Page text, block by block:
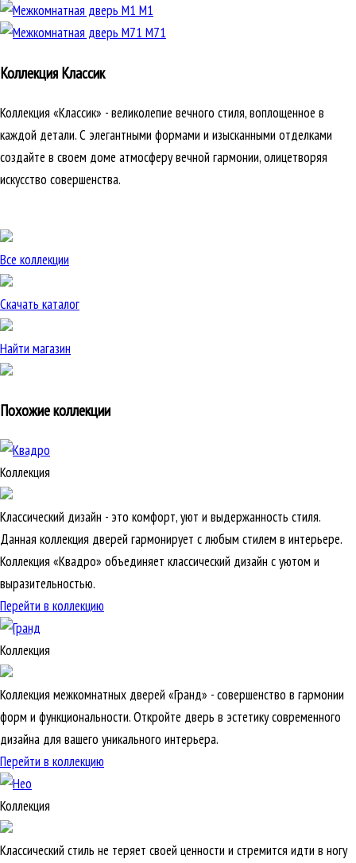
М1
М71
Коллекция Классик
Коллекция «Классик» - великолепие вечного стиля, воплощенное в
каждой детали. С элегантными формами и изысканными отделками
создайте в своем доме атмосферу вечной гармонии, олицетворяя
искусство совершенства.
Все коллекции
Скачать каталог
Найти магазин
Похожие коллекции
Коллекция
Классический дизайн - это комфорт, уют и выдержанность стиля.
Данная коллекция дверей гармонирует с любым стилем в интерьере.
Коллекция «Квадро» объединяет классический дизайн с уютом и
выразительностью.
Перейти в коллекцию
Коллекция
Коллекция межкомнатных дверей «Гранд» - совершенство в гармонии
форм и функциональности. Откройте дверь в эстетику современного
дизайна для вашего уникального интерьера.
Перейти в коллекцию
Коллекция
Классический стиль не теряет своей ценности и стремится идти в ногу